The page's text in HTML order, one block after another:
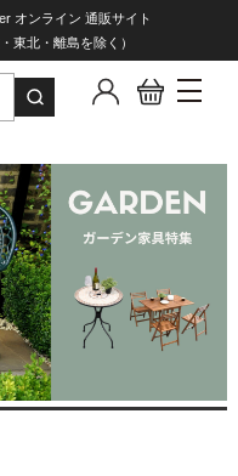
オンライン 通販サイト
東北・離島を除く）